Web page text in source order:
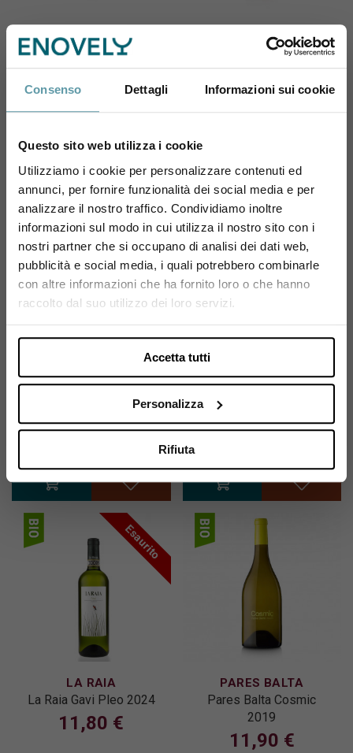
Consenso Dettagli Informazioni sui cookie
Questo sito web utilizza i cookie
Utilizziamo i cookie per personalizzare contenuti ed
annunci, per fornire funzionalità dei social media e per
analizzare il nostro traffico. Condividiamo inoltre
informazioni sul modo in cui utilizza il nostro sito con i
nostri partner che si occupano di analisi dei dati web,
pubblicità e social media, i quali potrebbero combinarle
con altre informazioni che ha fornito loro o che hanno
raccolto dal suo utilizzo dei loro servizi.
Accetta tutti
Personalizza
Rifiuta
Bongioanni Moscato
d'Asti DOCG 2023
11,50 €
Le Fraghe Bardolino
Chiaretto Rodon 2025
11,60 €
Chateau Les Croisille
Malbec Croizillon 2021
11,60 €
Le Fraghe Bardolino
2025
Esaurito
LA RAIA
La Raia Gavi Pleo 2024
11,80 €
PARES BALTA
Pares Balta Cosmic
2019
11,90 €
Sei maggiorenne?
Utilizza il coupon NEWENOVELY
per avere un 10% di sconto sul tuo primo ordine!
Si, sono maggiorenne.